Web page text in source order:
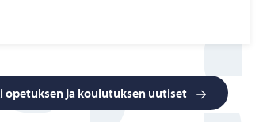
opetuksen ja koulutuksen uutiset